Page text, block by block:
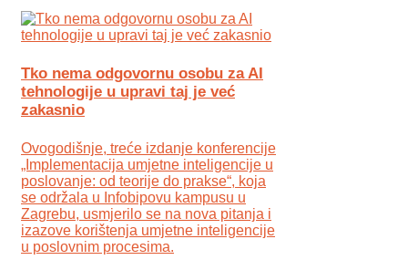
Tko nema odgovornu osobu za AI
tehnologije u upravi taj je već
zakasnio
Ovogodišnje, treće izdanje konferencije
„Implementacija umjetne inteligencije u
poslovanje: od teorije do prakse“, koja
se održala u Infobipovu kampusu u
Zagrebu, usmjerilo se na nova pitanja i
izazove korištenja umjetne inteligencije
u poslovnim procesima.